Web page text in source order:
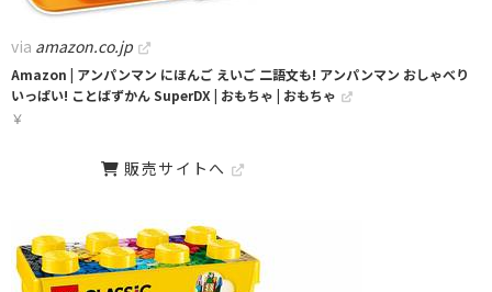
via amazon.co.jp
Amazon | アンパンマン にほんご えいご 二語文も! アンパンマン おしゃべり
いっぱい! ことばずかん SuperDX | おもちゃ | おもちゃ
￥
販売サイトへ